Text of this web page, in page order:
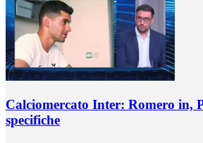
Calciomercato Inter: Romero in,
specifiche